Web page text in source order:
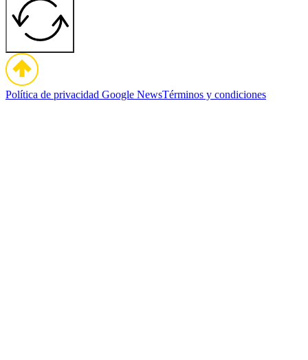
Política de privacidad Google NewsTérminos y condiciones